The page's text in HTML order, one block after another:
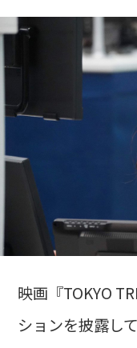
映画『TOKYO
ションを披露し